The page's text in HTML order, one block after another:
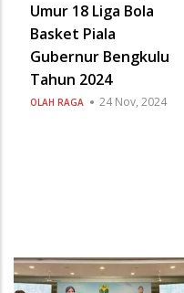
Umur 18 Liga Bola
Basket Piala
Gubernur Bengkulu
Tahun 2024
OLAH RAGA 24 Nov, 2024